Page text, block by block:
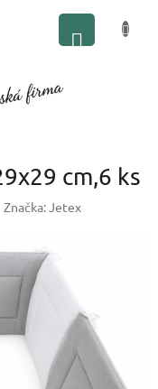
cm,6 ks
Značka:Jetex